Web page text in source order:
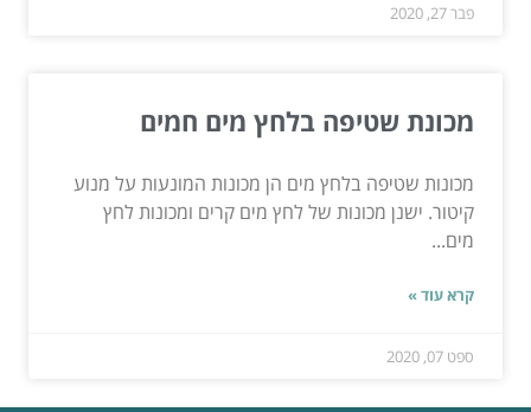
פבר 27, 2020
מכונת שטיפה בלחץ מים חמים
מכונות שטיפה בלחץ מים הן מכונות המונעות על מנוע
קיטור. ישנן מכונות של לחץ מים קרים ומכונות לחץ
מים...
קרא עוד »
ספט 07, 2020